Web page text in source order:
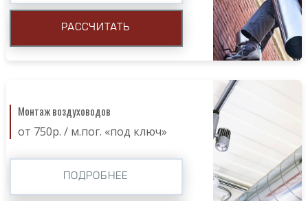
РАССЧИТАТЬ
Монтаж воздуховодов
от 750р. / м.пог. «под ключ»
ПОДРОБНЕЕ